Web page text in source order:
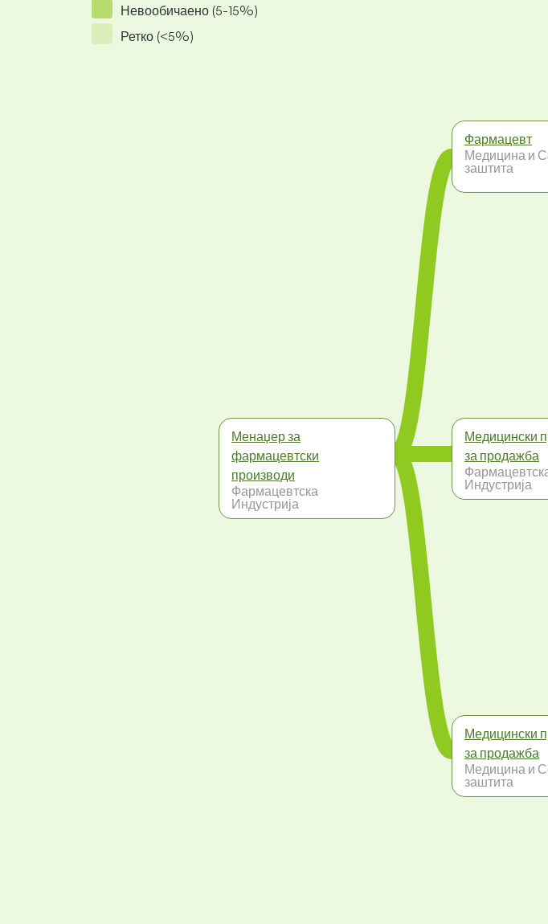
Невообичаено (5-15%)
Ретко (<5%)
Менаџер за
фармацевтски
производи
Фармацевтска
Индустрија
Фармацевт
Медицина и
заштита
Медицински
за продажба
Индустрија
Медицински
за продажба
Медицина и
заштита